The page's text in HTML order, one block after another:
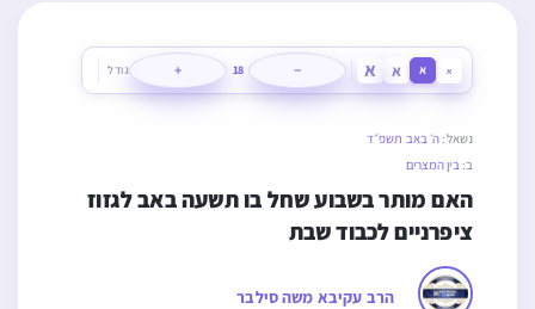
א א א א −
18
+ גודל
נשאל: ה׳ באב תשפ״ד
ב:בין המצרים
האם מותר בשבוע שחל בו תשעה באב לגזוז
ציפרניים לכבוד שבת
הרב עקיבא משה סילבר